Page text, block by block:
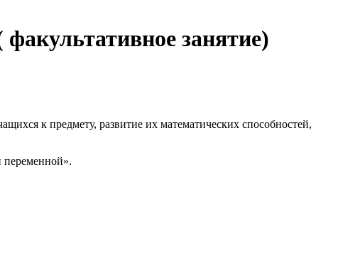
занятие)
к предмету, развитие их математических способностей,
переменной».